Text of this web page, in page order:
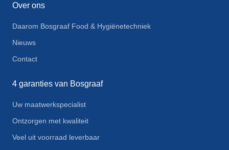
Over ons
Daarom Bosgraaf Food & Hygiënetechniek
Nieuws
Contact
4 garanties van Bosgraaf
Uw maatwerkspecialist
Ontzorgen met kwaliteit
Veel uit voorraad leverbaar